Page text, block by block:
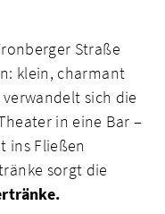
Straße
klein, charmant
sich die
in eine Bar –
ins Fließen
sorgt die